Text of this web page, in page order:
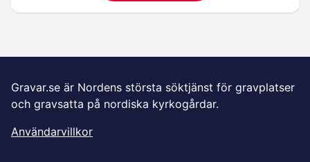
Gravar.se är Nordens största söktjänst för gravplatser
och gravsatta på nordiska kyrkogårdar.
Användarvillkor